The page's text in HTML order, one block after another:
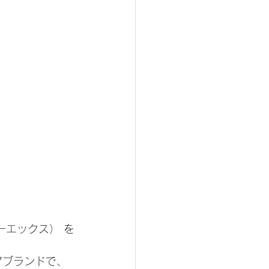
エックス） を
ランドで、